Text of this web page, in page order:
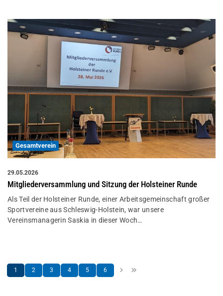
Gesamtverein
29.05.2026
Mitgliederversammlung und Sitzung der Holsteiner Runde
Als Teil der Holsteiner Runde, einer Arbeitsgemeinschaft großer
Sportvereine aus Schleswig-Holstein, war unsere
Vereinsmanagerin Saskia in dieser Woch…
1 2 3 4 5 6